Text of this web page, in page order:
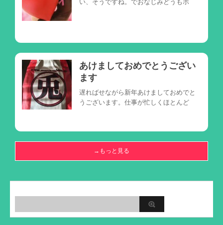
い、そうですね。でおなじみどうもボ
あけましておめでとうござい
ます
遅ればせながら新年あけましておめでと
うございます。仕事が忙しくほとんど
→もっと見る